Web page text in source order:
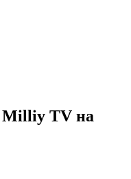
Milliy TV на